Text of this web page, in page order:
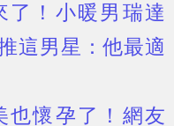
了！小暖男瑞達
這男星：他最適
也懷孕了！網友